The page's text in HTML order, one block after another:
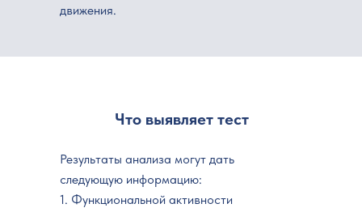
движения.
Что выявляет тест
Результаты анализа могут дать
следующую информацию:
1. Функциональной активности